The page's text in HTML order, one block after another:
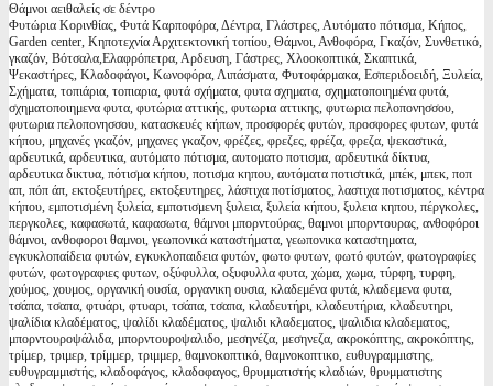
Θάμνοι αειθαλείς σε δέντρο
Φυτώρια Κορινθίας, Φυτά Καρποφόρα, Δέντρα, Γλάστρες, Αυτόματο πότισμα, Κήπος,
Garden center, Κηποτεχνία Αρχιτεκτονική τοπίου, Θάμνοι, Ανθοφόρα, Γκαζόν, Συνθετικό,
γκαζόν, Βότσαλα,Ελαφρόπετρα, Αρδευση, Γάστρες, Χλοοκοπτικά, Σκαπτικά,
Ψεκαστήρες, Κλαδοφάγοι, Κωνοφόρα, Λιπάσματα, Φυτοφάρμακα, Εσπεριδοειδή, Ξυλεία,
Σχήματα, τοπιάρια, τοπιαρια, φυτά σχήματα, φυτα σχηματα, σχηματοποιημένα φυτά,
σχηματοποιημενα φυτα, φυτώρια αττικής, φυτωρια αττικης, φυτωρια πελοπονησσου,
φυτωρια πελοπονησσου, κατασκευές κήπων, προσφορές φυτών, προσφορες φυτων, φυτά
κήπου, μηχανές γκαζόν, μηχανες γκαζον, φρέζες, φρεζες, φρέζα, φρεζα, ψεκαστικά,
αρδευτικά, αρδευτικα, αυτόματο πότισμα, αυτοματο ποτισμα, αρδευτικά δίκτυα,
αρδευτικα δικτυα, πότισμα κήπου, ποτισμα κηπου, αυτόματα ποτιστικά, μπέκ, μπεκ, ποπ
απ, πόπ άπ, εκτοξευτήρες, εκτοξευτηρες, λάστιχα ποτίσματος, λαστιχα ποτισματος, κέντρα
κήπου, εμποτισμένη ξυλεία, εμποτισμενη ξυλεια, ξυλεία κήπου, ξυλεια κηπου, πέργκολες,
περγκολες, καφασωτά, καφασωτα, θάμνοι μπορντούρας, θαμνοι μπορντουρας, ανθοφόροι
θάμνοι, ανθοφοροι θαμνοι, γεωπονικά καταστήματα, γεωπονικα καταστηματα,
εγκυκλοπαίδεια φυτών, εγκυκλοπαιδεια φυτών, φωτο φυτων, φωτό φυτών, φωτογραφίες
φυτών, φωτογραφιες φυτων, οξύφυλλα, οξυφυλλα φυτα, χώμα, χωμα, τύρφη, τυρφη,
χούμος, χουμος, οργανική ουσία, οργανικη ουσια, κλαδεμένα φυτά, κλαδεμενα φυτα,
τσάπα, τσαπα, φτυάρι, φτυαρι, τσάπα, τσαπα, κλαδευτήρι, κλαδευτήρια, κλαδευτηρι,
ψαλίδια κλαδέματος, ψαλίδι κλαδέματος, ψαλιδι κλαδεματος, ψαλιδια κλαδεματος,
μπορντουροψάλιδα, μπορντουροψαλιδο, μεσηνέζα, μεσηνεζα, ακροκόπτης, ακροκόπτης,
τρίμερ, τριμερ, τρίμμερ, τριμμερ, θαμνοκοπτικό, θαμνοκοπτικο, ευθυγραμμιστης,
ευθυγραμμιστής, κλαδοφάγος, κλαδοφαγος, θρυμματιστής κλαδιών, θρυμματιστης